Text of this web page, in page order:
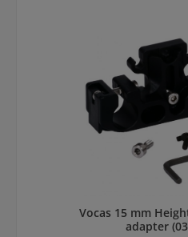
Vocas 15 mm
adapter